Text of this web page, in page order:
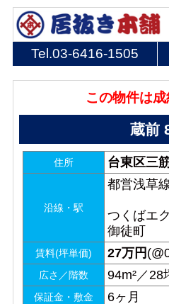
Tel.03-6416-1505
この物件は
蔵前
住所 台東区三
沿線・駅
都営浅草
つくばエ
御徒町
賃料(坪単価) 27万円
広さ／階数 94m²／28
保証金・敷金 6ヶ月